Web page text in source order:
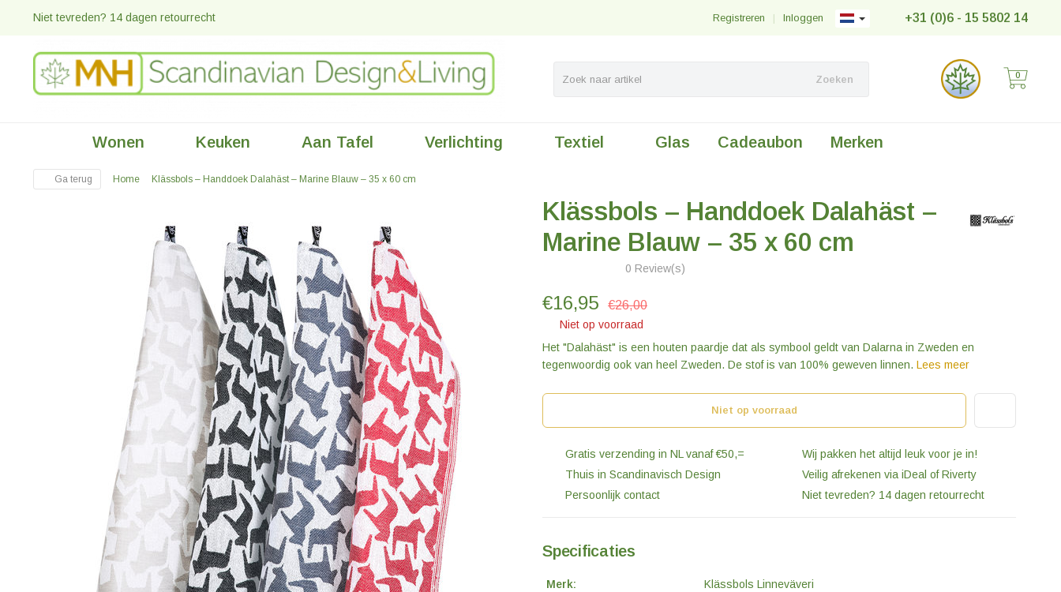
Niet tevreden? 14 dagen retourrecht +31 (0)6 - 15 5802 14
Inloggen
|
Registreren
Zoeken 0
Wonen Keuken Aan Tafel Verlichting Textiel Glas Cadeaubon Merken
Ga terug Home Klässbols – Handdoek Dalahäst – Marine Blauw – 35 x 60 cm
Klässbols – Handdoek Dalahäst –
Marine Blauw – 35 x 60 cm
0 Review(s)
€16,95 €26,00
Niet op voorraad
Het "Dalahäst" is een houten paardje dat als symbool geldt van Dalarna in Zweden en
tegenwoordig ook van heel Zweden. De stof is van 100% geweven linnen. Lees meer
Niet op voorraad
Gratis verzending in NL vanaf €50,=
Wij pakken het altijd leuk voor je in!
Thuis in Scandinavisch Design
Veilig afrekenen via iDeal of Riverty
Persoonlijk contact
Niet tevreden? 14 dagen retourrecht
Specificaties
Merk:
Klässbols Linneväveri